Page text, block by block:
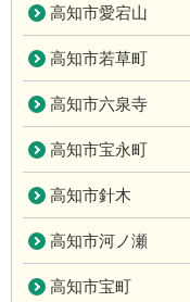
高知市愛宕山
高知市若草町
高知市六泉寺
高知市宝永町
高知市針木
高知市河ノ瀬
高知市宝町